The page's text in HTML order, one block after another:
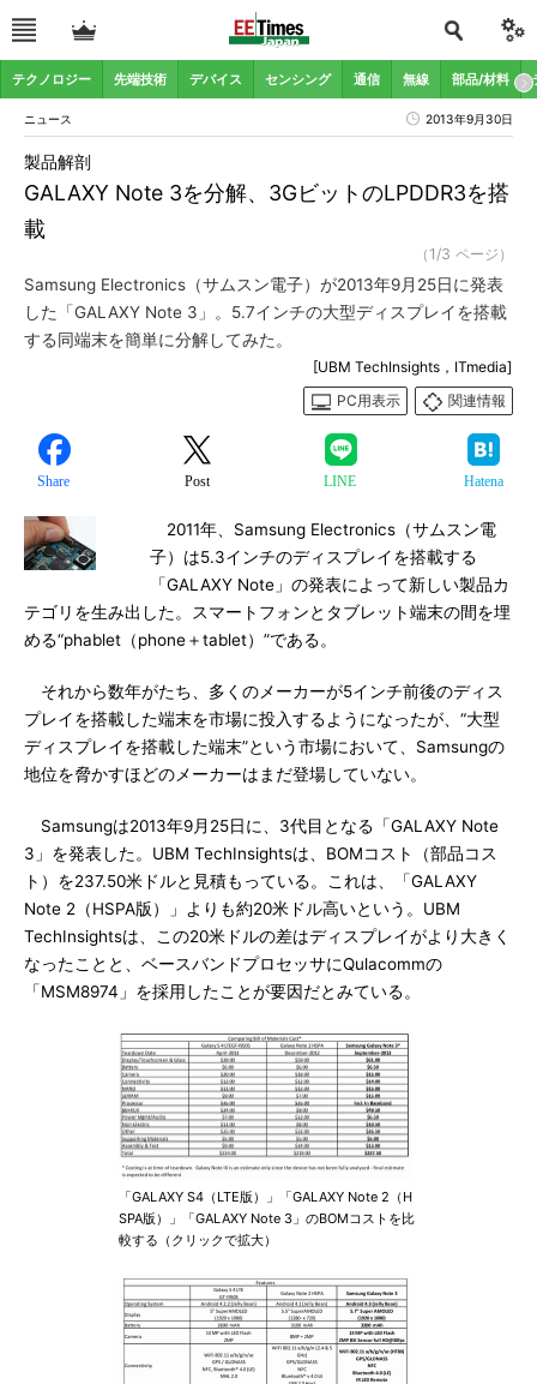
テクノロジー 先端技術 デバイス センシング 通信 無線 部品/材料
ニュース 2013年9月30日
GALAXY Note 3を分解、3GビットのLPDDR3を搭
載
製品解剖
（1/3 ページ）
Samsung Electronics（サムスン電子）が2013年9月25日に発表
した「GALAXY Note 3」。5.7インチの大型ディスプレイを搭載
する同端末を簡単に分解してみた。
[UBM TechInsights，ITmedia]
PC用表示
関連情報
Share Post LINE Hatena
2011年、Samsung Electronics（サムスン電
子）は5.3インチのディスプレイを搭載する
「GALAXY Note」の発表によって新しい製品カ
テゴリを生み出した。スマートフォンとタブレット端末の間を埋
める“phablet（phone＋tablet）”である。
それから数年がたち、多くのメーカーが5インチ前後のディス
プレイを搭載した端末を市場に投入するようになったが、“大型
ディスプレイを搭載した端末”という市場において、Samsungの
地位を脅かすほどのメーカーはまだ登場していない。
Samsungは2013年9月25日に、3代目となる「GALAXY Note
3」を発表した。UBM TechInsightsは、BOMコスト（部品コス
ト）を237.50米ドルと見積もっている。これは、「GALAXY
Note 2（HSPA版）」よりも約20米ドル高いという。UBM
TechInsightsは、この20米ドルの差はディスプレイがより大きく
なったことと、ベースバンドプロセッサにQulacommの
「MSM8974」を採用したことが要因だとみている。
「GALAXY S4（LTE版）」「GALAXY Note 2（H
SPA版）」「GALAXY Note 3」のBOMコストを比
較する（クリックで拡大）